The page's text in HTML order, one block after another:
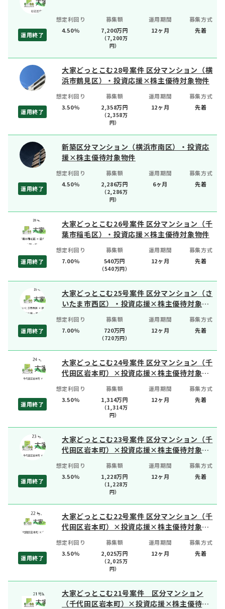
運用終了
想定利回り
4.50%
募集額
7,200万円
（7,200万
円）
運用期間
12ヶ月
募集方式
先着
大家どっとこむ28号案件 区分マンション（横
浜市鶴見区）・投資応援×株主優待対象物件
運用終了
想定利回り
3.50%
募集額
2,358万円
（2,358万
円）
運用期間
12ヶ月
募集方式
先着
新築区分マンション（横浜市南区）・投資応
援×株主優待対象物件
運用終了
想定利回り
4.50%
募集額
2,286万円
（2,286万
円）
運用期間
6ヶ月
募集方式
先着
大家どっとこむ26号案件 区分マンション（千
葉市稲毛区）・投資応援×株主優待対象物件
運用終了
想定利回り
7.00%
募集額
540万円
（540万円）
運用期間
12ヶ月
募集方式
先着
大家どっとこむ25号案件 区分マンション（さ
いたま市西区）・投資応援×株主優待対象物
運用終了
想定利回り
7.00%
募集額
720万円
（720万円）
運用期間
12ヶ月
募集方式
先着
大家どっとこむ24号案件 区分マンション（千
代田区岩本町）×投資応援×株主優待対象物
運用終了
想定利回り
3.50%
募集額
1,314万円
（1,314万
円）
運用期間
12ヶ月
募集方式
先着
大家どっとこむ23号案件 区分マンション（千
代田区岩本町）×投資応援×株主優待対象物
運用終了
想定利回り
3.50%
募集額
1,228万円
（1,228万
円）
運用期間
12ヶ月
募集方式
先着
大家どっとこむ22号案件 区分マンション（千
代田区岩本町）×投資応援×株主優待対象物
運用終了
想定利回り
3.50%
募集額
2,025万円
（2,025万
円）
運用期間
12ヶ月
募集方式
先着
大家どっとこむ21号案件 区分マンション
（千代田区岩本町）×投資応援×株主優待物